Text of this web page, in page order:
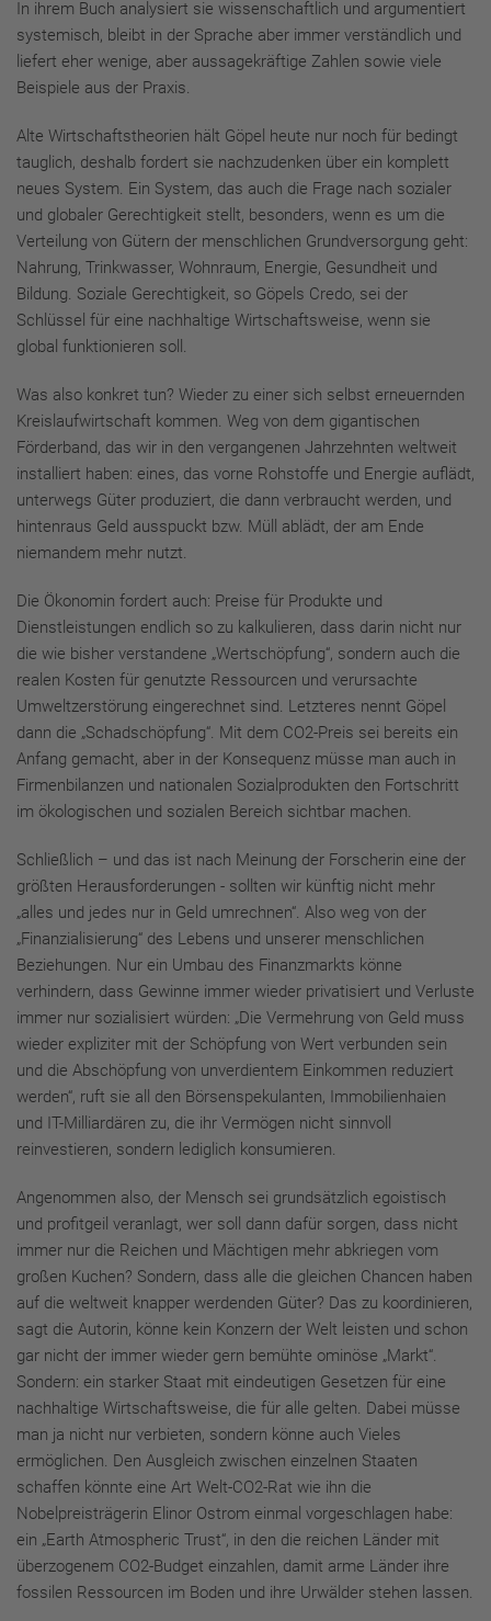
In ihrem Buch analysiert sie wissenschaftlich und argumentiert
systemisch, bleibt in der Sprache aber immer verständlich und
liefert eher wenige, aber aussagekräftige Zahlen sowie viele
Beispiele aus der Praxis.
Alte Wirtschaftstheorien hält Göpel heute nur noch für bedingt
tauglich, deshalb fordert sie nachzudenken über ein komplett
neues System. Ein System, das auch die Frage nach sozialer
und globaler Gerechtigkeit stellt, besonders, wenn es um die
Verteilung von Gütern der menschlichen Grundversorgung geht:
Nahrung, Trinkwasser, Wohnraum, Energie, Gesundheit und
Bildung. Soziale Gerechtigkeit, so Göpels Credo, sei der
Schlüssel für eine nachhaltige Wirtschaftsweise, wenn sie
global funktionieren soll.
Was also konkret tun? Wieder zu einer sich selbst erneuernden
Kreislaufwirtschaft kommen. Weg von dem gigantischen
Förderband, das wir in den vergangenen Jahrzehnten weltweit
installiert haben: eines, das vorne Rohstoffe und Energie auflädt,
unterwegs Güter produziert, die dann verbraucht werden, und
hintenraus Geld ausspuckt bzw. Müll ablädt, der am Ende
niemandem mehr nutzt.
Die Ökonomin fordert auch: Preise für Produkte und
Dienstleistungen endlich so zu kalkulieren, dass darin nicht nur
die wie bisher verstandene „Wertschöpfung“, sondern auch die
realen Kosten für genutzte Ressourcen und verursachte
Umweltzerstörung eingerechnet sind. Letzteres nennt Göpel
dann die „Schadschöpfung“. Mit dem CO2-Preis sei bereits ein
Anfang gemacht, aber in der Konsequenz müsse man auch in
Firmenbilanzen und nationalen Sozialprodukten den Fortschritt
im ökologischen und sozialen Bereich sichtbar machen.
Schließlich – und das ist nach Meinung der Forscherin eine der
größten Herausforderungen - sollten wir künftig nicht mehr
„alles und jedes nur in Geld umrechnen“. Also weg von der
„Finanzialisierung“ des Lebens und unserer menschlichen
Beziehungen. Nur ein Umbau des Finanzmarkts könne
verhindern, dass Gewinne immer wieder privatisiert und Verluste
immer nur sozialisiert würden: „Die Vermehrung von Geld muss
wieder expliziter mit der Schöpfung von Wert verbunden sein
und die Abschöpfung von unverdientem Einkommen reduziert
werden“, ruft sie all den Börsenspekulanten, Immobilienhaien
und IT-Milliardären zu, die ihr Vermögen nicht sinnvoll
reinvestieren, sondern lediglich konsumieren.
Angenommen also, der Mensch sei grundsätzlich egoistisch
und profitgeil veranlagt, wer soll dann dafür sorgen, dass nicht
immer nur die Reichen und Mächtigen mehr abkriegen vom
großen Kuchen? Sondern, dass alle die gleichen Chancen haben
auf die weltweit knapper werdenden Güter? Das zu koordinieren,
sagt die Autorin, könne kein Konzern der Welt leisten und schon
gar nicht der immer wieder gern bemühte ominöse „Markt“.
Sondern: ein starker Staat mit eindeutigen Gesetzen für eine
nachhaltige Wirtschaftsweise, die für alle gelten. Dabei müsse
man ja nicht nur verbieten, sondern könne auch Vieles
ermöglichen. Den Ausgleich zwischen einzelnen Staaten
schaffen könnte eine Art Welt-CO2-Rat wie ihn die
Nobelpreisträgerin Elinor Ostrom einmal vorgeschlagen habe:
ein „Earth Atmospheric Trust“, in den die reichen Länder mit
überzogenem CO2-Budget einzahlen, damit arme Länder ihre
fossilen Ressourcen im Boden und ihre Urwälder stehen lassen.